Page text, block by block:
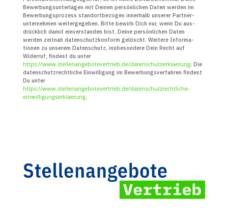
Bewerbungs­unter­lagen mit Deinen persön­lichen Daten werden im
Bewerbungs­prozess standort­bezogen innerhalb unserer Partner­
unter­nehmen weiter­gegeben. Bitte bewirb Dich nur, wenn Du aus­
drücklich damit ein­verstanden bist. Deine persön­lichen Daten
werden zeitnah daten­schutz­konform gelöscht. Weitere Infor­ma­
tionen zu unserem Daten­schutz, insbe­sondere Dein Recht auf
Widerruf, findest du unter
https://www.stellenangebotevertrieb.de/datenschutzerklaerung. Die
daten­schutz­recht­liche Ein­willigung im Bewerbungs­verfahren findest
Du unter
https://www.stellenangebotevertrieb.de/datenschutzrechtliche-
einwilligungserklaerung.